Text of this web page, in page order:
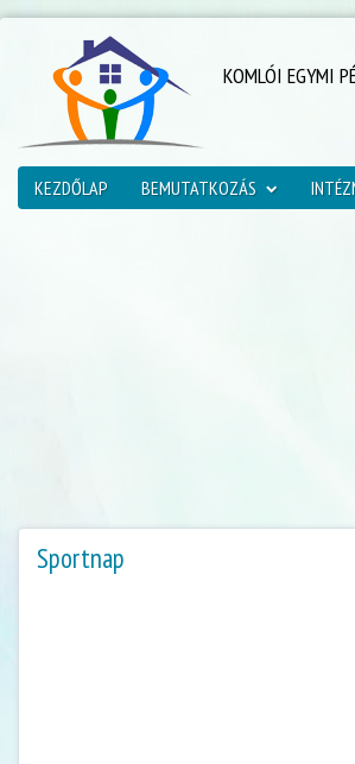
KOMLÓI EGYMI
KEZDŐLAP BEMUTATKOZÁS
Sportnap